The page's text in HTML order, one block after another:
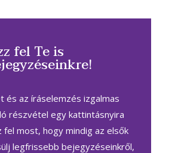
fel Te is
és az íráselemzés izgalmas
részvétel egy kattintásnyira
fel most, hogy mindig az elsők
legfrissebb bejegyzéseinkről,